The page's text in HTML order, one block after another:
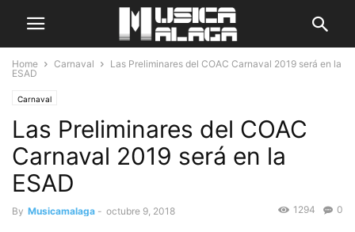
Home Carnaval
Las Preliminares del COAC Carnaval 2019 será en la
ESAD
Carnaval
Las Preliminares del COAC
Carnaval 2019 será en la
ESAD
By Musicamalaga - octubre 9, 2018 0
1294